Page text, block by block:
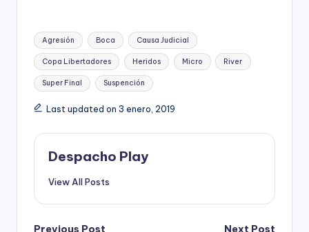
Tags:
Agresión Boca Causa Judicial
Copa Libertadores Heridos Micro River
Super Final Suspención
Last updated on 3 enero, 2019
Despacho Play
View All Posts
Previous Post
Next Post